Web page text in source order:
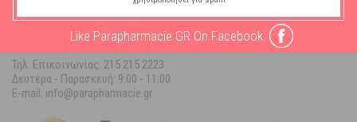
ΠΛΗΡΟΦΟΡΙΕΣ ΚΑΤ/ΜΑΤΟΣ
Parapharmacie.gr
Τηλ. Επικοινωνίας: 215 215 2223
Δευτέρα - Παρασκευή: 9:00 - 11:00
E-mail: info@parapharmacie.gr
Like Parapharmacie GR On Facebook: